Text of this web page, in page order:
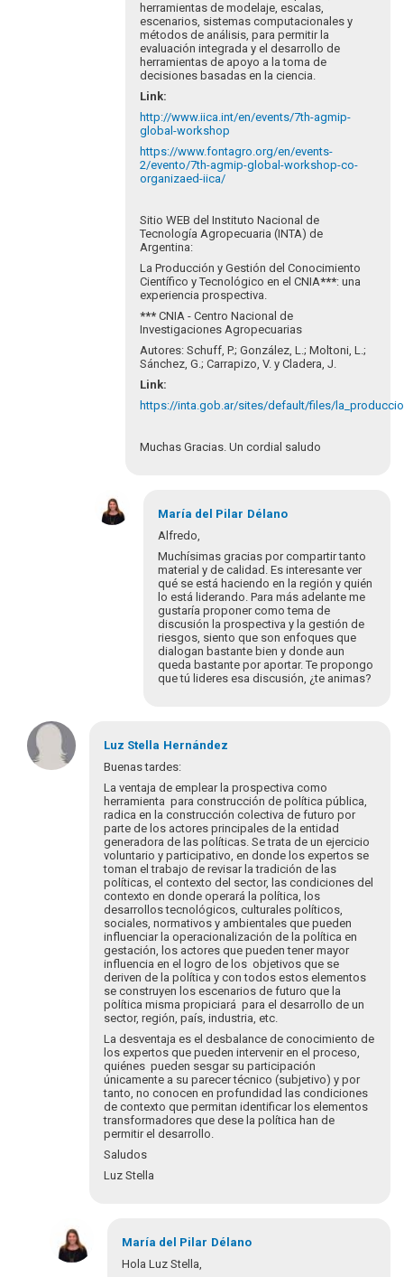
herramientas de modelaje, escalas,
escenarios, sistemas computacionales y
métodos de análisis, para permitir la
evaluación integrada y el desarrollo de
herramientas de apoyo a la toma de
decisiones basadas en la ciencia.
Link:
http://www.iica.int/en/events/7th-agmip-
global-workshop
https://www.fontagro.org/en/events-
2/evento/7th-agmip-global-workshop-co-
organizaed-iica/
Sitio WEB del Instituto Nacional de
Tecnología Agropecuaria (INTA) de
Argentina:
La Producción y Gestión del Conocimiento
Científico y Tecnológico en el CNIA***: una
experiencia prospectiva.
***CNIA - Centro Nacional de
Investigaciones Agropecuarias
Autores: Schuff, P.; González, L.; Moltoni, L.;
Sánchez, G.; Carrapizo, V. y Cladera, J.
Link:
https://inta.gob.ar/sites/default/files/
Muchas Gracias. Un cordial saludo
respuesta
María del Pilar Délano
Alfredo,
Muchísimas gracias por compartir tanto
material y de calidad. Es interesante ver
qué se está haciendo en la región y quién
lo está liderando. Para más adelante me
gustaría proponer como tema de
discusión la prospectiva y la gestión de
riesgos, siento que son enfoques que
dialogan bastante bien y donde aun
queda bastante por aportar. Te propongo
que tú lideres esa discusión, ¿te animas?
respuesta
Estimada
María
del
Pilar:
por
collado.alfred…
Luz Stella Hernández
Buenas tardes:
La ventaja de emplear la prospectiva como
herramienta para construcción de política pública,
radica en la construcción colectiva de futuro por
parte de los actores principales de la entidad
generadora de las políticas. Se trata de un ejercicio
voluntario y participativo, en donde los expertos se
toman el trabajo de revisar la tradición de las
políticas, el contexto del sector, las condiciones del
contexto en donde operará la política, los
desarrollos tecnológicos, culturales políticos,
sociales, normativos y ambientales que pueden
influenciar la operacionalización de la política en
gestación, los actores que pueden tener mayor
influencia en el logro de los objetivos que se
deriven de la política y con todos estos elementos
se construyen los escenarios de futuro que la
política misma propiciará para el desarrollo de un
sector, región, país, industria, etc.
La desventaja es el desbalance de conocimiento de
los expertos que pueden intervenir en el proceso,
quiénes pueden sesgar su participación
únicamente a su parecer técnico (subjetivo) y por
tanto, no conocen en profundidad las condiciones
de contexto que permitan identificar los elementos
transformadores que dese la política han de
permitir el desarrollo.
Saludos
Luz Stella
María del Pilar Délano
Hola Luz Stella,